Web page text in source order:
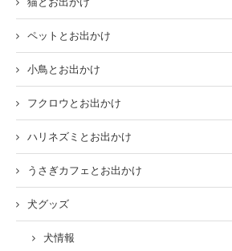
ペットとお出かけ
小鳥とお出かけ
フクロウとお出かけ
ハリネズミとお出かけ
うさぎカフェとお出かけ
犬グッズ
犬情報